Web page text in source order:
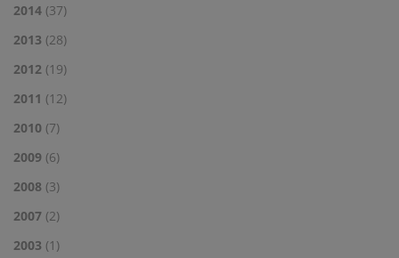
2014 (37)
2013 (28)
2012 (19)
2011 (12)
2010 (7)
2009 (6)
2008 (3)
2007 (2)
2003 (1)